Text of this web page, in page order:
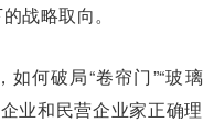
战略取向。
何破局“卷帘门”“玻璃
业和民营企业家正确理